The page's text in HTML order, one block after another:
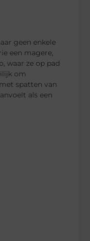
geen enkele
een magere,
waar ze op pad
om
spatten van
als een